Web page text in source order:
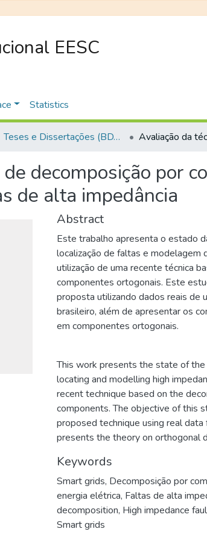
EESC
Statistics
Teses e Dissertações (BDTD USP)
decomposição por
de alta impedância
Abstract
Este trabalho apresenta o estado
localização de faltas e modelagem
utilização de uma recente técnica
componentes ortogonais. Este
proposta utilizando dados reais de
brasileiro, além de apresentar os
em componentes ortogonais.
This work presents the state of
locating and modelling high
recent technique based on the
components. The objective of this
proposed technique using real
presents the theory on orthogonal
Keywords
Smart grids, Decomposição por
energia elétrica, Faltas de alta
decomposition, High impedance
Smart grids